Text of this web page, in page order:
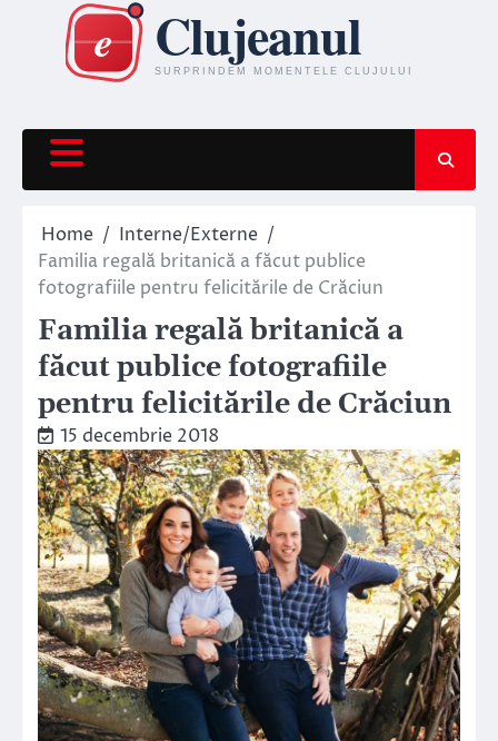
content
Home
Interne/Externe
Familia regală britanică a făcut publice
fotografiile pentru felicitările de Crăciun
Familia regală britanică a
făcut publice fotografiile
pentru felicitările de Crăciun
15 decembrie 2018